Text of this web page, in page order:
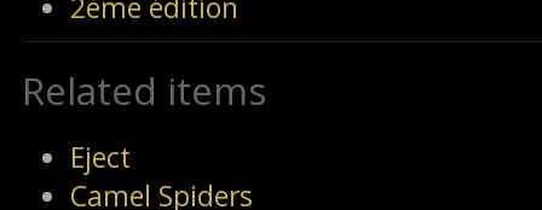
Related items
Eject
Camel Spiders